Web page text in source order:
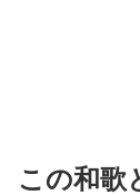
この和歌